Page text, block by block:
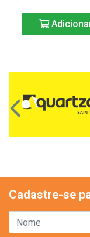
Cadastre-se